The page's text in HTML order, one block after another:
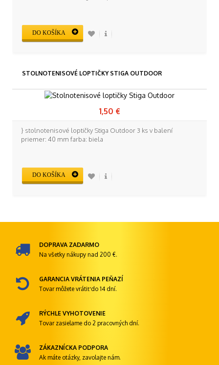
DO KOŠÍKA
STOLNOTENISOVÉ LOPTIČKY STIGA OUTDOOR
1,50 €
} stolnotenisové loptičky Stiga Outdoor 3 ks v balení
priemer: 40 mm farba: biela
DO KOŠÍKA
DOPRAVA ZADARMO
Na všetky nákupy nad 200 €.
GARANCIA VRÁTENIA PEŇAZÍ
Tovar môžete vrátiť do 14 dní.
RÝCHLE VYHOTOVENIE
Tovar zasielame do 2 pracovných dní.
ZÁKAZNÍCKA PODPORA
Ak máte otázky, zavolajte nám.